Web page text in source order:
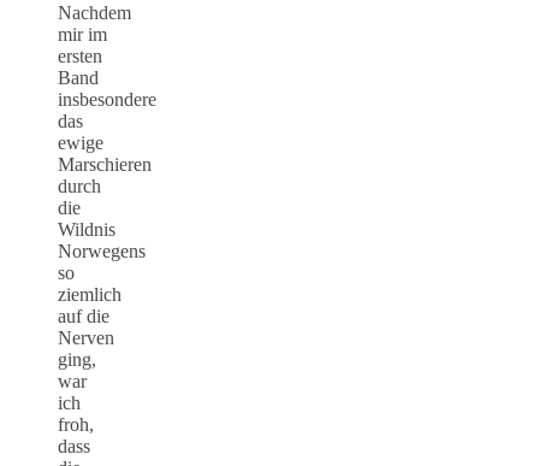
Nachdem
mir im
ersten
Band
insbesondere
das
ewige
Marschieren
durch
die
Wildnis
Norwegens
so
ziemlich
auf die
Nerven
ging,
war
ich
froh,
dass